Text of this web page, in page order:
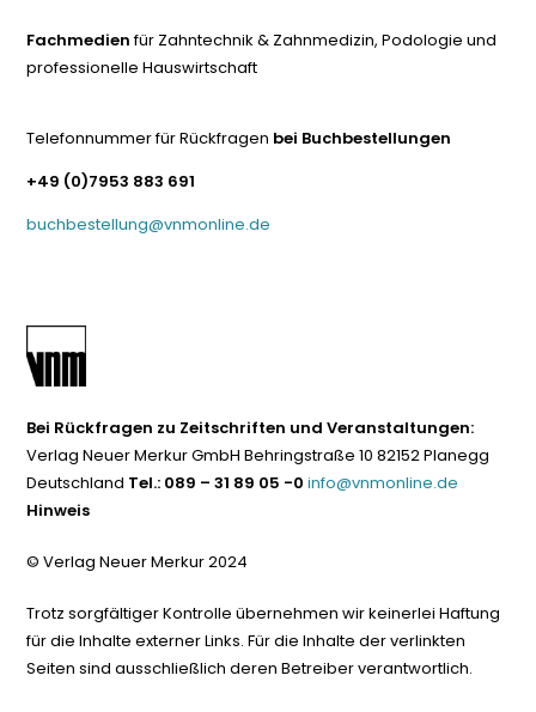
Fachmedienfür Zahntechnik & Zahnmedizin, Podologie und
professionelle Hauswirtschaft
Telefonnummer für Rückfragen bei Buchbestellungen
+49 (0)7953 883 691
buchbestellung@vnmonline.de
Bei Rückfragen zu Zeitschriften und Veranstaltungen:
Verlag Neuer Merkur GmbH Behringstraße 10 82152 Planegg
Deutschland Tel.: 089 – 31 89 05 -0 info@vnmonline.de
Hinweis
© Verlag Neuer Merkur 2024
Trotz sorgfältiger Kontrolle übernehmen wir keinerlei Haftung
für die Inhalte externer Links. Für die Inhalte der verlinkten
Seiten sind ausschließlich deren Betreiber verantwortlich.